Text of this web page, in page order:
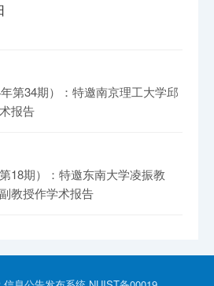
第34期）：特邀南京理工大学邱
报告
18期）：特邀东南大学凌振教
教授作学术报告